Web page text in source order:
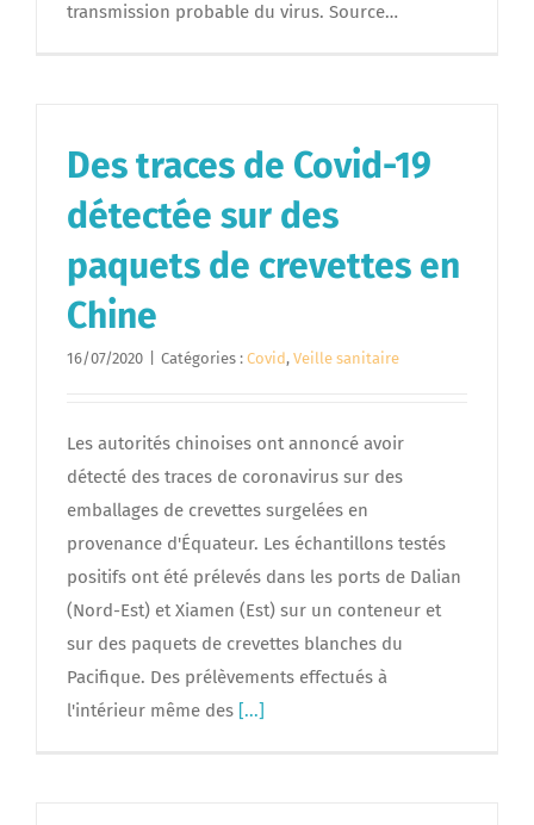
transmission probable du virus. Source…
Des traces de Covid-19
détectée sur des
paquets de crevettes en
Chine
16/07/2020 Catégories : Covid, Veille sanitaire
Les autorités chinoises ont annoncé avoir
détecté des traces de coronavirus sur des
emballages de crevettes surgelées en
provenance d'Équateur. Les échantillons testés
positifs ont été prélevés dans les ports de Dalian
(Nord-Est) et Xiamen (Est) sur un conteneur et
sur des paquets de crevettes blanches du
Pacifique. Des prélèvements effectués à
l'intérieur même des [...]